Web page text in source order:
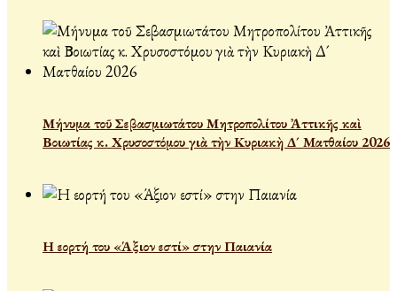
Μήνυμα τοῦ Σεβασμιωτάτου Μητροπολίτου Ἀττικῆς καὶ
Βοιωτίας κ. Χρυσοστόμου γιὰ τὴν Κυριακὴ Δ´ Ματθαίου 2026
Η εορτή του «Άξιον εστί» στην Παιανία